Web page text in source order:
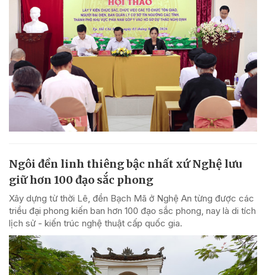
Ngôi đền linh thiêng bậc nhất xứ Nghệ lưu
giữ hơn 100 đạo sắc phong
Xây dựng từ thời Lê, đền Bạch Mã ở Nghệ An từng được các
triều đại phong kiến ban hơn 100 đạo sắc phong, nay là di tích
lịch sử - kiến trúc nghệ thuật cấp quốc gia.